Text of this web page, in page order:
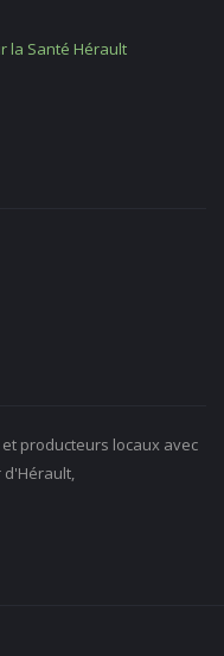
la Santé Hérault
producteurs locaux avec
d'Hérault,